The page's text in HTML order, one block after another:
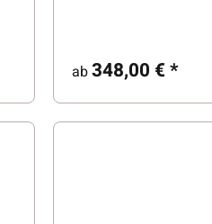
ab348,00 €*